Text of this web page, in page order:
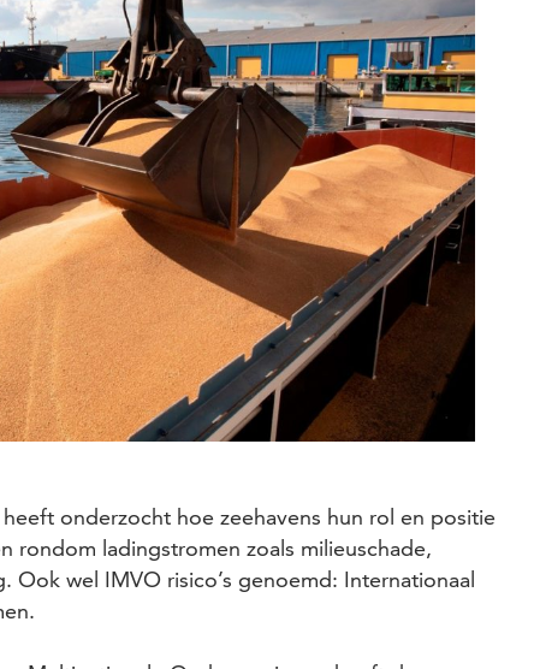
onderzocht hoe zeehavens hun rol en positie
rondom ladingstromen zoals milieuschade,
wel IMVO risico’s genoemd: Internationaal